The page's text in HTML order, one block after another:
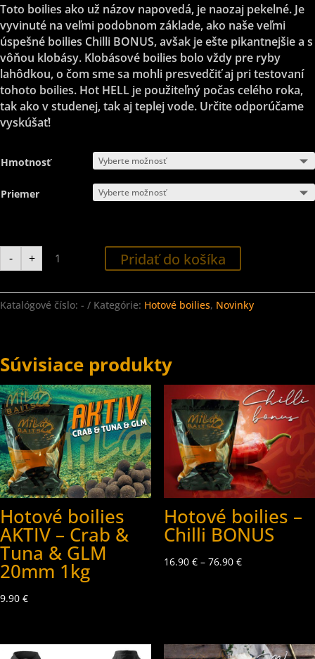
Toto boilies ako už názov napovedá, je naozaj pekelné. Je
vyvinuté na veľmi podobnom základe, ako naše veľmi
úspešné boilies Chilli BONUS, avšak je ešte pikantnejšie a s
vôňou klobásy. Klobásové boilies bolo vždy pre ryby
lahôdkou, o čom sme sa mohli presvedčiť aj pri testovaní
tohoto boilies. Hot HELL je použiteľný počas celého roka,
tak ako v studenej, tak aj teplej vode. Určite odporúčame
vyskúšať!
Hmotnosť
Priemer
-
množstvo
Hotové
boilies
Hot
HELL
+ Pridať do košíka
Katalógové číslo: - Kategórie: Hotové boilies, Novinky
Súvisiace produkty
Hotové boilies
AKTIV – Crab &
Tuna & GLM
20mm 1kg
9.90 €
Hotové boilies –
Chilli BONUS
16.90 €– 76.90 €